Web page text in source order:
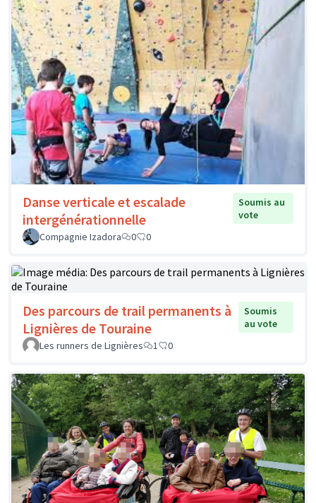
Danse verticale et escalade
intergénérationnelle
Soumis au
vote
Compagnie Izadora
0 0
Des parcours de trail permanents à
Lignières de Touraine
Soumis
au vote
Les runners de Lignières
1 0